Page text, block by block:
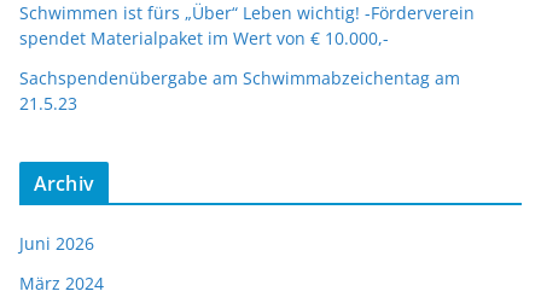
Schwimmen ist fürs „Über“ Leben wichtig! -Förderverein
spendet Materialpaket im Wert von € 10.000,-
Sachspendenübergabe am Schwimmabzeichentag am
21.5.23
Archiv
Juni 2026
März 2024